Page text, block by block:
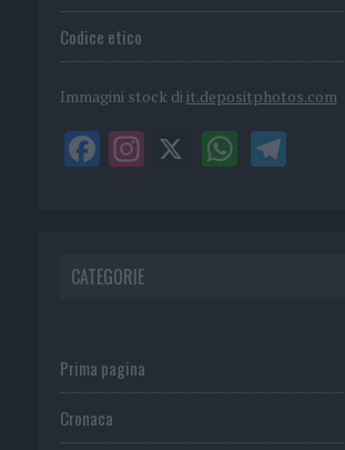
Codice etico
Immagini stock di it.depositphotos.com
CATEGORIE
Prima pagina
Cronaca